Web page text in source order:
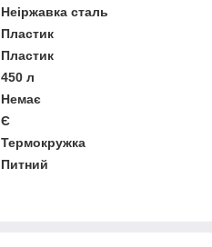
Неіржавка сталь
Пластик
Пластик
450 л
Немає
Є
Термокружка
Питний